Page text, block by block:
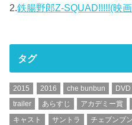
2.鉄腸野郎Z-SQUAD!!!!!(映
タグ
2015 2016 che bunbun DVD
trailer
あらすじ アカデミー賞
キャスト
サントラ チェブンブン